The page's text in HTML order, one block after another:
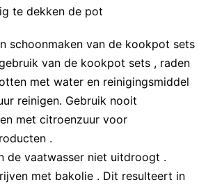
te dekken de pot
schoonmaken van de kookpot sets
van de kookpot sets , raden
met water en reinigingsmiddel
reinigen. Gebruik nooit
met citroenzuur voor
.
de vaatwasser niet uitdroogt .
met bakolie . Dit resulteert in